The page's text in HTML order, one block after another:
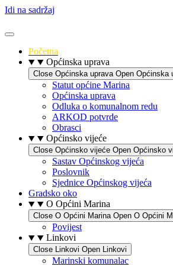
Idi na sadržaj
Početna
Općinska uprava
Close Općinska uprava Open Općinska
Statut općine Marina
Općinska uprava
Odluka o komunalnom redu
ARKOD potvrde
Obrasci
Općinsko vijeće
Close Općinsko vijeće Open Općinsko
Sastav Općinskog vijeća
Poslovnik
Sjednice Općinskog vijeća
Gradsko oko
O Općini Marina
Close O Općini Marina Open O Općini
Povijest
Linkovi
Close Linkovi Open Linkovi
Marinski komunalac